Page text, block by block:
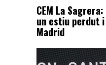
CEM La
un estiu perdut
Madrid